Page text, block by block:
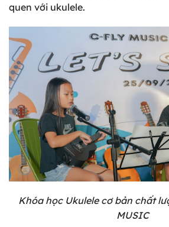
quen với ukulele.
Khóa học Ukulele cơ bản chất
MUSIC